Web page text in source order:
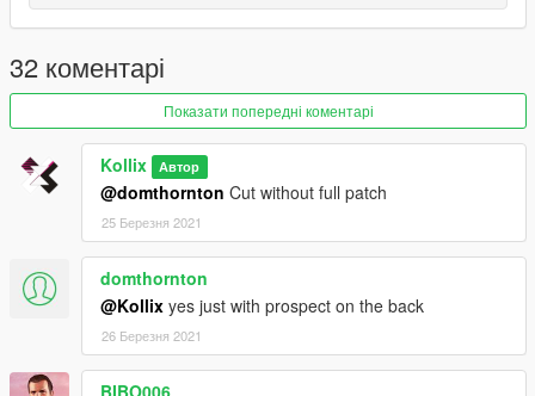
Contact:
Discord # Kollix-7776
Discord Server - https://discord.gg/Z6crNgP
Mail - Kollix1@gmail.com
32 коментарі
Показати попередні коментарі
Kollix Автор
@domthornton Cut without full patch
25 Березня 2021
domthornton
@Kollix yes just with prospect on the back
26 Березня 2021
BIBO006